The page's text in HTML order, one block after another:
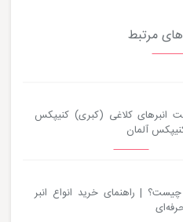
مرتبط
انبرهای کلاغی (کبری) کنیپکس
آلمان
| راهنمای خرید انواع انبر